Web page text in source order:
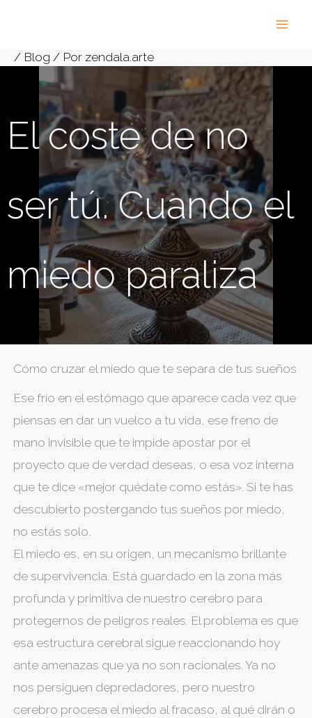
contenido
/ Blog / Por zendala.arte
El coste de no
ser tú. Cuando el
miedo paraliza
Cómo cruzar el miedo que te separa de tus sueños
Ese frío en el estómago que aparece cada vez que
piensas en dar un vuelco a tu vida, ese freno de
mano invisible que te impide apostar por el
proyecto que de verdad deseas, o esa voz interna
que te dice «mejor quédate como estás». Si te has
descubierto postergando tus sueños por miedo,
no estás solo.
​El miedo es, en su origen, un mecanismo brillante
de supervivencia. Está guardado en la zona más
profunda y primitiva de nuestro cerebro para
protegernos de peligros reales. El problema es que
esa estructura cerebral sigue reaccionando hoy
ante amenazas que ya no son racionales. Ya no
nos persiguen depredadores, pero nuestro
cerebro procesa el miedo al fracaso, al qué dirán o